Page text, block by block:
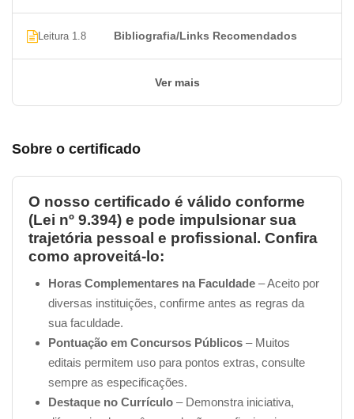
Leitura 1.8 Bibliografia/Links Recomendados
Ver mais
Sobre o certificado
O nosso certificado é válido conforme
(Lei nº 9.394) e pode impulsionar sua
trajetória pessoal e profissional. Confira
como aproveitá-lo:
Horas Complementares na Faculdade – Aceito por
diversas instituições, confirme antes as regras da
sua faculdade.
Pontuação em Concursos Públicos – Muitos
editais permitem uso para pontos extras, consulte
sempre as especificações.
Destaque no Currículo – Demonstra iniciativa,